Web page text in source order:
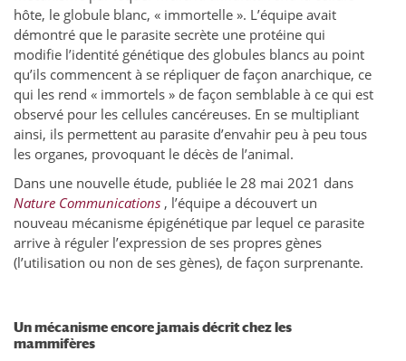
hôte, le globule blanc, « immortelle ». L’équipe avait
démontré que le parasite secrète une protéine qui
modifie l’identité génétique des globules blancs au point
qu’ils commencent à se répliquer de façon anarchique, ce
qui les rend « immortels » de façon semblable à ce qui est
observé pour les cellules cancéreuses. En se multipliant
ainsi, ils permettent au parasite d’envahir peu à peu tous
les organes, provoquant le décès de l’animal.
Dans une nouvelle étude, publiée le 28 mai 2021 dans
Nature Communications , l’équipe a découvert un
nouveau mécanisme épigénétique par lequel ce parasite
arrive à réguler l’expression de ses propres gènes
(l’utilisation ou non de ses gènes), de façon surprenante.
Un mécanisme encore jamais décrit chez les
mammifères